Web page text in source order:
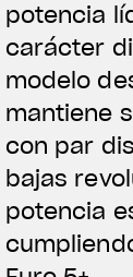
potencia
carácter
modelo
mantiene
con par
bajas
potencia